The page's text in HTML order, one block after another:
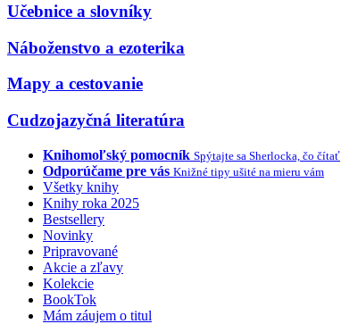
Učebnice a slovníky
Náboženstvo a ezoterika
Mapy a cestovanie
Cudzojazyčná literatúra
Knihomoľský pomocník Spýtajte sa Sherlocka, čo čítať
Odporúčame pre vás Knižné tipy ušité na mieru vám
Všetky knihy
Knihy roka 2025
Bestsellery
Novinky
Pripravované
Akcie a zľavy
Kolekcie
BookTok
Mám záujem o titul